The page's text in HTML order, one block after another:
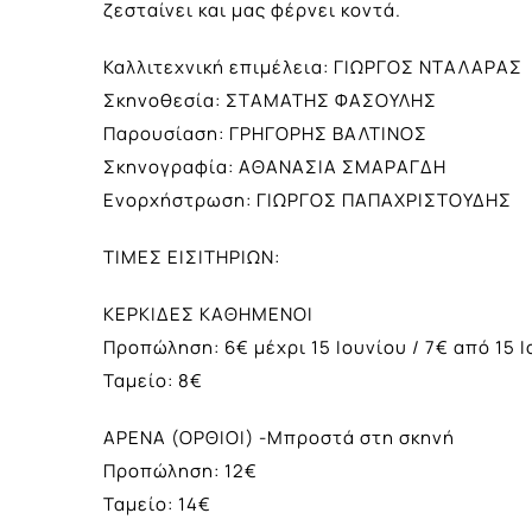
ζεσταίνει και μας φέρνει κοντά.
Καλλιτεχνική επιμέλεια: ΓΙΩΡΓΟΣ ΝΤΑΛΑΡΑΣ
Σκηνοθεσία: ΣΤΑΜΑΤΗΣ ΦΑΣΟΥΛΗΣ
Παρουσίαση: ΓΡΗΓΟΡΗΣ ΒΑΛΤΙΝΟΣ
Σκηνογραφία: ΑΘΑΝΑΣΙΑ ΣΜΑΡΑΓΔΗ
Eνορχήστρωση: ΓΙΩΡΓΟΣ ΠΑΠΑΧΡΙΣΤΟΥΔΗΣ
ΤΙΜΕΣ ΕΙΣΙΤΗΡΙΩΝ:
ΚΕΡΚΙΔΕΣ ΚΑΘΗΜΕΝΟΙ
Προπώληση: 6€ μέχρι 15 Ιουνίου / 7€ από 15
Ταμείο: 8€
ΑΡΕΝΑ (ΟΡΘΙΟΙ) -Μπροστά στη σκηνή
Προπώληση: 12€
Ταμείο: 14€